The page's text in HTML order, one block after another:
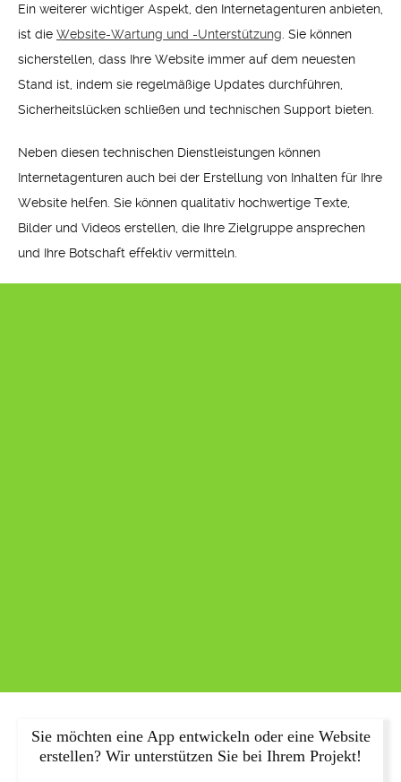
Ein weiterer wichtiger Aspekt, den Internetagenturen anbieten,
ist die Website-Wartung und -Unterstützung . Sie können
sicherstellen, dass Ihre Website immer auf dem neuesten
Stand ist, indem sie regelmäßige Updates durchführen,
Sicherheitslücken schließen und technischen Support bieten.
Neben diesen technischen Dienstleistungen können
Internetagenturen auch bei der Erstellung von Inhalten für Ihre
Website helfen. Sie können qualitativ hochwertige Texte,
Bilder und Videos erstellen, die Ihre Zielgruppe ansprechen
und Ihre Botschaft effektiv vermitteln.
Sie möchten eine App entwickeln oder eine Website
erstellen? Wir unterstützen Sie bei Ihrem Projekt!